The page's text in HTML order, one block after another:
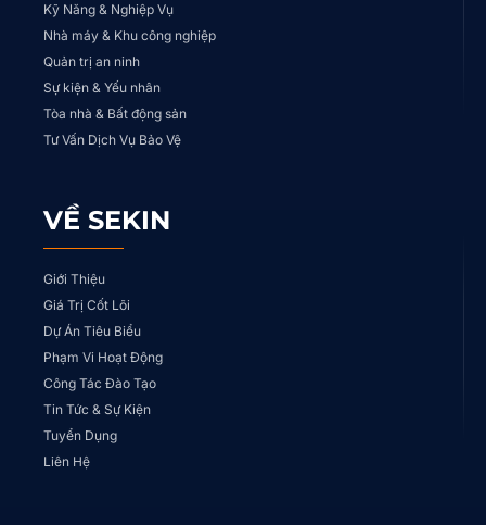
Kỹ Năng & Nghiệp Vụ
Nhà máy & Khu công nghiệp
Quản trị an ninh
Sự kiện & Yếu nhân
Tòa nhà & Bất động sản
Tư Vấn Dịch Vụ Bảo Vệ
VỀ SEKIN
Giới Thiệu
Giá Trị Cốt Lõi
Dự Án Tiêu Biểu
Phạm Vi Hoạt Động
Công Tác Đào Tạo
Tin Tức & Sự Kiện
Tuyển Dụng
Liên Hệ